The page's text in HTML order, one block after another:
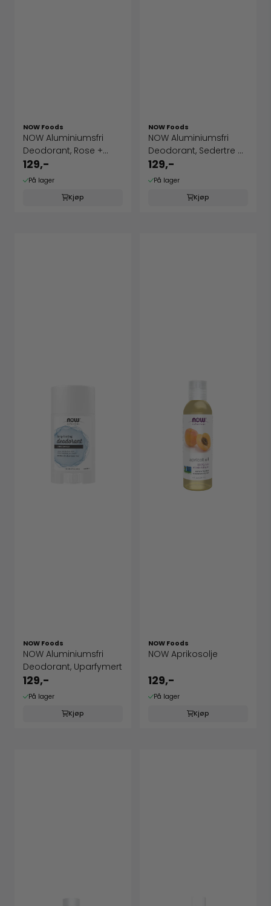
NOW Foods
NOW Aluminiumsfri
Deodorant, Rose +
Ylang Ylang
129,-
På lager
Kjøp
NOW Foods
NOW Aluminiumsfri
Deodorant, Sedertre +
Cypress
129,-
På lager
Kjøp
NOW Foods
NOW Aluminiumsfri
Deodorant, Uparfymert
129,-
På lager
Kjøp
NOW Foods
NOW Aprikosolje
129,-
På lager
Kjøp